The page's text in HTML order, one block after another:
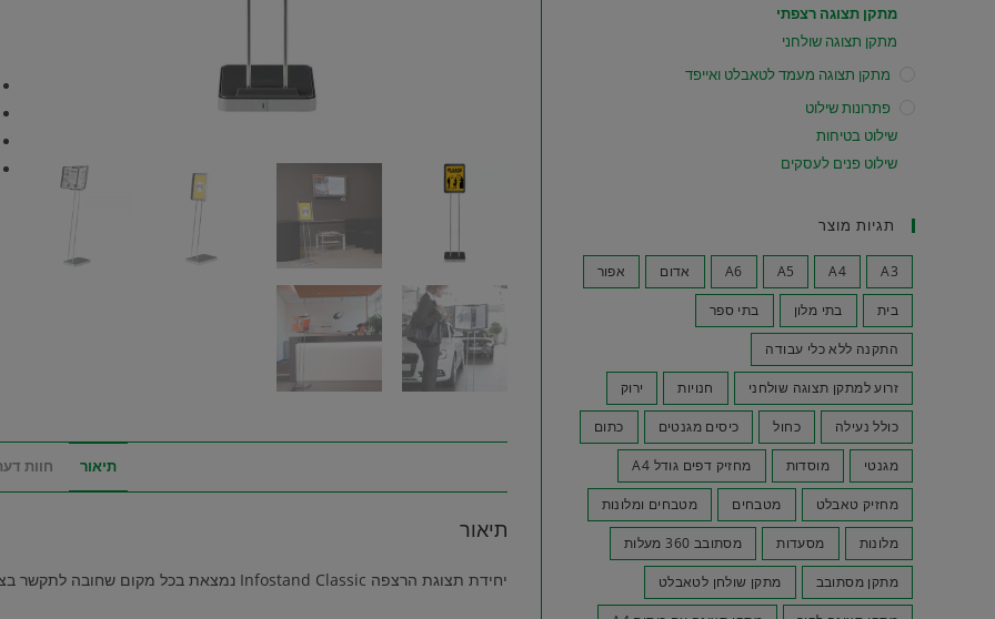
תיאור חוות דעת
תיאור
יחידת תצוגת הרצפה Infostand Classic נמצאת בכל מקום שחובה לתקשר בצורה יעילה: אולמות קבלה, חנויות …
מתקן תצוגה רצפתי
מתקן תצוגה שולחני
מתקן תצוגה מעמד לטאבלט ואייפד
פתרונות שילוט
שילוט בטיחות
שילוט פנים לעסקים
תגיות מוצר
A3
A4
A5
A6 אדום אפור
בית בתי מלון בתי ספר
התקנה ללא כלי עבודה
זרוע למתקן תצוגה שולחני חנויות ירוק
כולל נעילה כחול כיסים מגנטים כתום
מגנטי מוסדות מחזיק דפים גודל A4
מחזיק טאבלט מטבחים מטבחים ומלונות
מלונות מסעדות מסתובב 360 מעלות
מתקן מסתובב מתקן שולחן לטאבלט